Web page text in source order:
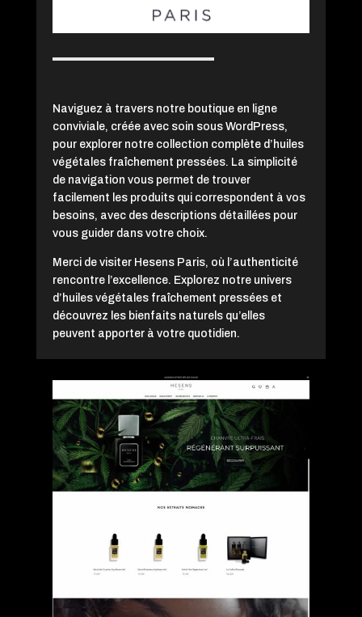
Naviguez à travers notre boutique en ligne
conviviale, créée avec soin sous WordPress,
pour explorer notre collection complète d’huiles
végétales fraîchement pressées. La simplicité
de navigation vous permet de trouver
facilement les produits qui correspondent à vos
besoins, avec des descriptions détaillées pour
vous guider dans votre choix.
Merci de visiter Hesens Paris, où l’authenticité
rencontre l’excellence. Explorez notre univers
d’huiles végétales fraîchement pressées et
découvrez les bienfaits naturels qu’elles
peuvent apporter à votre quotidien.